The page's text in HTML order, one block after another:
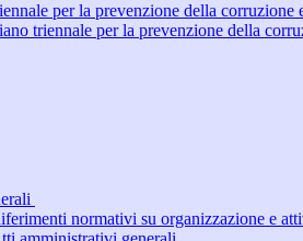
per la prevenzione della corruzione
triennale per la prevenzione della
normativi su organizzazione e